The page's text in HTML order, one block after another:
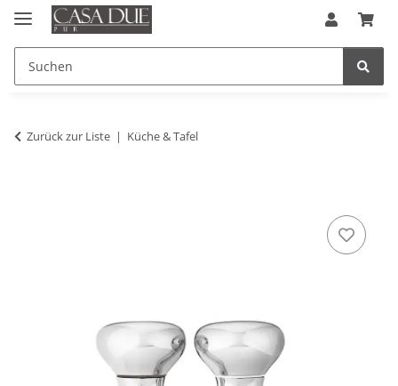
Zurück zur Liste Küche & Tafel